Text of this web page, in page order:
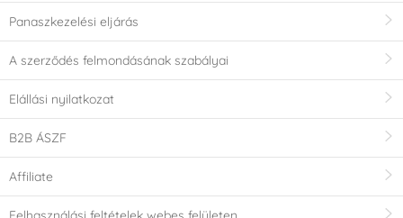
Panaszkezelési eljárás
A szerződés felmondásának szabályai
Elállási nyilatkozat
B2B ÁSZF
Affiliate